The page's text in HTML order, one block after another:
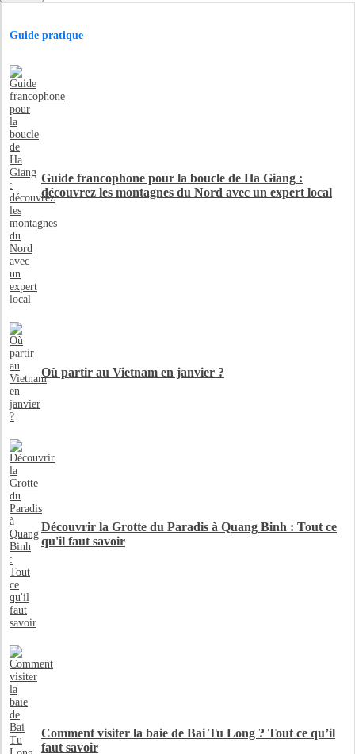
Guide pratique
Guide francophone pour la boucle de Ha Giang :
découvrez les montagnes du Nord avec un expert local
Où partir au Vietnam en janvier ?
Découvrir la Grotte du Paradis à Quang Binh : Tout ce
qu'il faut savoir
Comment visiter la baie de Bai Tu Long ? Tout ce qu’il
faut savoir